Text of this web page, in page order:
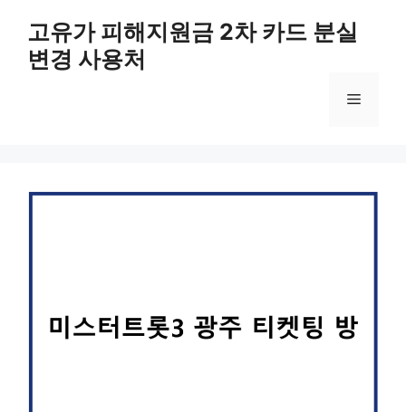
고유가 피해지원금 2차 카드 분실
변경 사용처
메